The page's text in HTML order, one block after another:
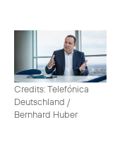
Credits: Telefónica
Deutschland /
Bernhard Huber